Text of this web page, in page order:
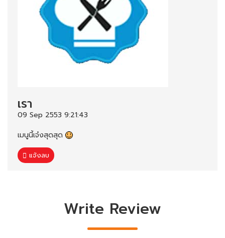
เรา
09 Sep 2553 9:21:43
เมนูนี้เจ๋งสุดสุด
แจ้งลบ
Write Review